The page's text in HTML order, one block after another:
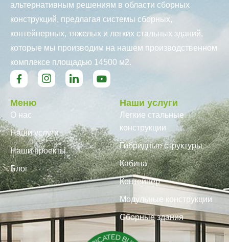
альтернативным решениям в области сборных
конструкций, предлагая системы сборных,
контейнерных, тяжелых и легких стальных зданий,
которые мы производим на нашем производственном
комплексе площадью 14500 м2.
Меню
О нас
Наши услуги
Наши проекты
Блог
Наши услуги
Легкие стальные
конструкции
Гибридные структуры
Кабина
Контейнер
Модульные конструкции
Сборные здания